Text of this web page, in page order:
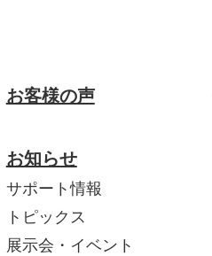
お客様の声
お知らせ
サポート情報
トピックス
展示会・イベント